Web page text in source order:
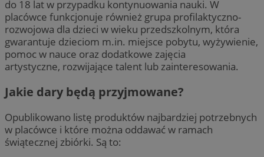
do 18 lat w przypadku kontynuowania nauki. W
placówce funkcjonuje również grupa profilaktyczno-
rozwojowa dla dzieci w wieku przedszkolnym, która
gwarantuje dzieciom m.in. miejsce pobytu, wyżywienie,
pomoc w nauce oraz dodatkowe zajęcia
artystyczne, rozwijające talent lub zainteresowania.
Jakie dary będą przyjmowane?
Opublikowano listę produktów najbardziej potrzebnych
w placówce i które można oddawać w ramach
świątecznej zbiórki. Są to: